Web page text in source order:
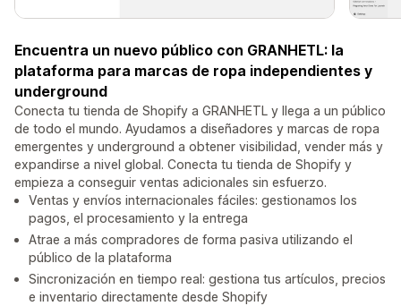
Encuentra un nuevo público con GRANHETL: la
plataforma para marcas de ropa independientes y
underground
Conecta tu tienda de Shopify a GRANHETL y llega a un público
de todo el mundo. Ayudamos a diseñadores y marcas de ropa
emergentes y underground a obtener visibilidad, vender más y
expandirse a nivel global. Conecta tu tienda de Shopify y
empieza a conseguir ventas adicionales sin esfuerzo.
Ventas y envíos internacionales fáciles: gestionamos los
pagos, el procesamiento y la entrega
Atrae a más compradores de forma pasiva utilizando el
público de la plataforma
Sincronización en tiempo real: gestiona tus artículos, precios
e inventario directamente desde Shopify